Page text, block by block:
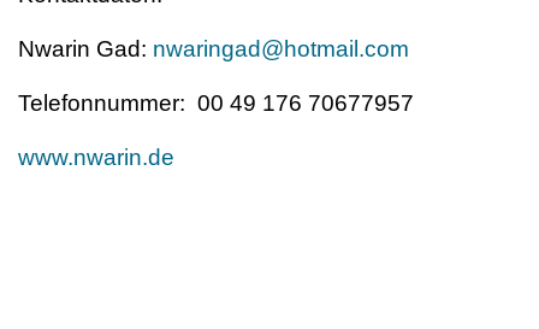
Nwarin Gad: nwaringad@hotmail.com
Telefonnummer: 00 49 176 70677957
www.nwarin.de